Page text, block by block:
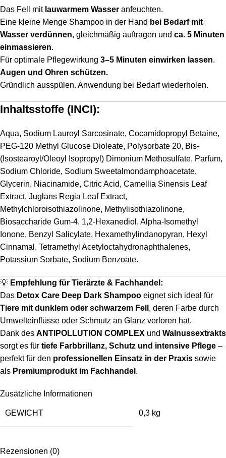
Das Fell mit lauwarmem Wasser anfeuchten.
Eine kleine Menge Shampoo in der Hand bei Bedarf mit
Wasser verdünnen, gleichmäßig auftragen und ca. 5 Minuten
einmassieren.
Für optimale Pflegewirkung 3–5 Minuten einwirken lassen.
Augen und Ohren schützen.
Gründlich ausspülen. Anwendung bei Bedarf wiederholen.
Inhaltsstoffe (INCI):
Aqua, Sodium Lauroyl Sarcosinate, Cocamidopropyl Betaine,
PEG-120 Methyl Glucose Dioleate, Polysorbate 20, Bis-
(Isostearoyl/Oleoyl Isopropyl) Dimonium Methosulfate, Parfum,
Sodium Chloride, Sodium Sweetalmondamphoacetate,
Glycerin, Niacinamide, Citric Acid, Camellia Sinensis Leaf
Extract, Juglans Regia Leaf Extract,
Methylchloroisothiazolinone, Methylisothiazolinone,
Biosaccharide Gum-4, 1,2-Hexanediol, Alpha-Isomethyl
Ionone, Benzyl Salicylate, Hexamethylindanopyran, Hexyl
Cinnamal, Tetramethyl Acetyloctahydronaphthalenes,
Potassium Sorbate, Sodium Benzoate.
💡 Empfehlung für Tierärzte & Fachhandel:
Das Detox Care Deep Dark Shampoo eignet sich ideal für
Tiere mit dunklem oder schwarzem Fell , deren Farbe durch
Umwelteinflüsse oder Schmutz an Glanz verloren hat.
Dank des ANTIPOLLUTION COMPLEX und Walnussextrakts
sorgt es für tiefe Farbbrillanz, Schutz und intensive Pflege –
perfekt für den professionellen Einsatz in der Praxis sowie
als Premiumprodukt im Fachhandel .
Zusätzliche Informationen
GEWICHT 0,3 kg
Rezensionen (0)